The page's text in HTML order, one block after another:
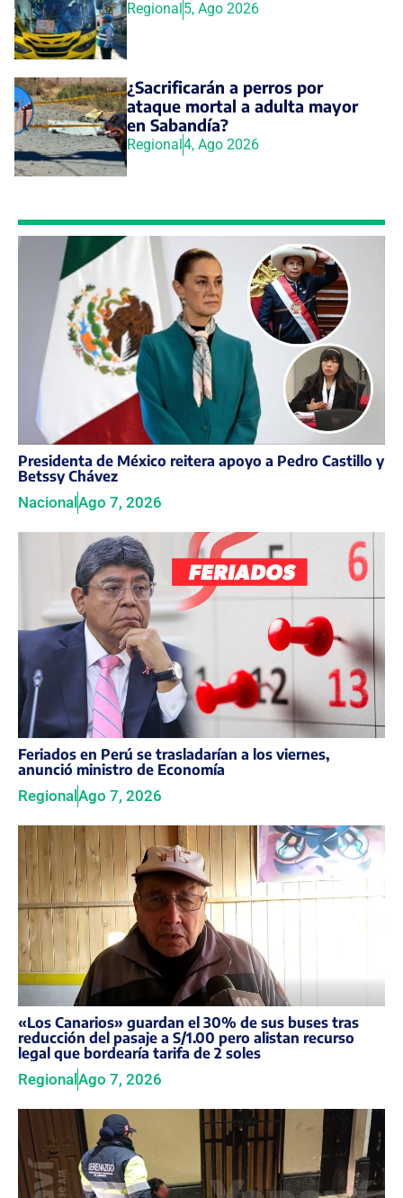
Regional5, Ago 2026
¿Sacrificarán a perros por
ataque mortal a adulta mayor
en Sabandía?
Regional4, Ago 2026
Presidenta de México reitera apoyo a Pedro Castillo y
Betssy Chávez
NacionalAgo 7, 2026
Feriados en Perú se trasladarían a los viernes,
anunció ministro de Economía
Regional Ago 7, 2026
«Los Canarios» guardan el 30% de sus buses tras
reducción del pasaje a S/1.00 pero alistan recurso
legal que bordearía tarifa de 2 soles
Regional Ago 7, 2026